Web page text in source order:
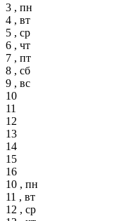
3 , пн
4 , вт
5 , ср
6 , чт
7 , пт
8 , сб
9 , вс
10
11
12
13
14
15
16
10 , пн
11 , вт
12 , ср